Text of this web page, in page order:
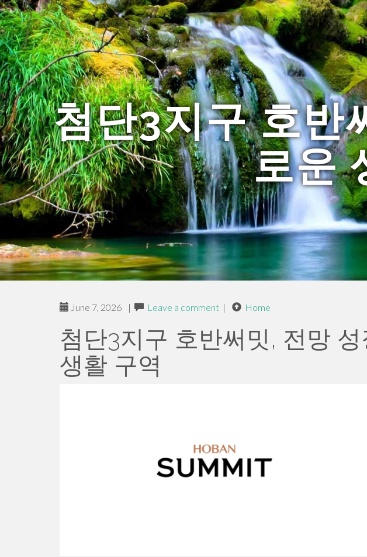
첨단3지구 호반
로운
June 7, 2026 | Leave a comment | Home
첨단3지구 호반써밋, 전망
생활 구역